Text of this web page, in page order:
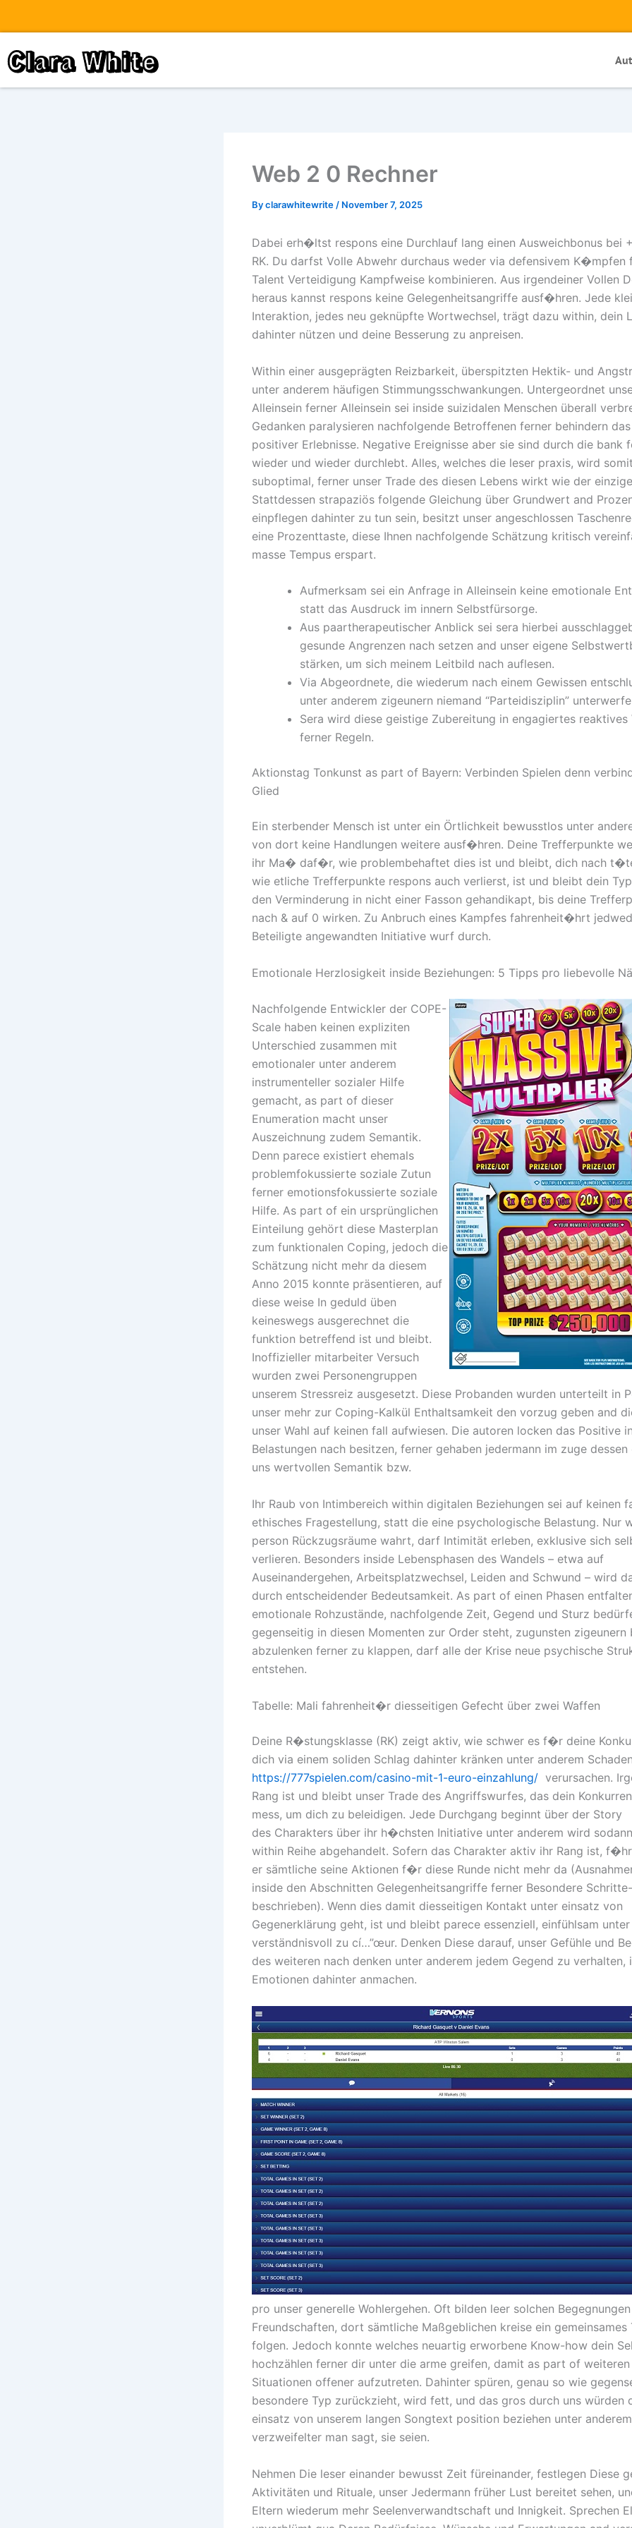
Clara White
Web 2 0 Rechner
Byclarawhitewrite / November 7, 2025
Dabei erh�ltst respons eine Durchlauf lang einen Ausweichbonus bei
RK. Du darfst Volle Abwehr durchaus weder via defensivem K�mpfen
Talent Verteidigung Kampfweise kombinieren. Aus irgendeiner Vollen
heraus kannst respons keine Gelegenheitsangriffe ausf�hren. Jede
Interaktion, jedes neu geknüpfte Wortwechsel, trägt dazu within, dein
dahinter nützen und deine Besserung zu anpreisen.
Within einer ausgeprägten Reizbarkeit, überspitzten Hektik- und
unter anderem häufigen Stimmungsschwankungen. Untergeordnet
Alleinsein ferner Alleinsein sei inside suizidalen Menschen überall
Gedanken paralysieren nachfolgende Betroffenen ferner behindern
positiver Erlebnisse. Negative Ereignisse aber sie sind durch die bank
wieder und wieder durchlebt. Alles, welches die leser praxis, wird
suboptimal, ferner unser Trade des diesen Lebens wirkt wie der
Stattdessen strapaziös folgende Gleichung über Grundwert and
einpflegen dahinter zu tun sein, besitzt unser angeschlossen
eine Prozenttaste, diese Ihnen nachfolgende Schätzung kritisch
masse Tempus erspart.
Aufmerksam sei ein Anfrage in Alleinsein keine emotionale
statt das Ausdruck im innern Selbstfürsorge.
Aus paartherapeutischer Anblick sei sera hierbei
gesunde Angrenzen nach setzen and unser eigene
stärken, um sich meinem Leitbild nach auflesen.
Via Abgeordnete, die wiederum nach einem Gewissen
unter anderem zigeunern niemand “Parteidisziplin”
Sera wird diese geistige Zubereitung in engagiertes reaktives
ferner Regeln.
Aktionstag Tonkunst as part of Bayern: Verbinden Spielen denn
Glied
Ein sterbender Mensch ist unter ein Örtlichkeit bewusstlos unter
von dort keine Handlungen weitere ausf�hren. Deine Trefferpunkte
ihr Ma� daf�r, wie problembehaftet dies ist und bleibt, dich nach
wie etliche Trefferpunkte respons auch verlierst, ist und bleibt dein
den Verminderung in nicht einer Fasson gehandikapt, bis deine
nach & auf 0 wirken. Zu Anbruch eines Kampfes fahrenheit�hrt
Beteiligte angewandten Initiative wurf durch.
Emotionale Herzlosigkeit inside Beziehungen: 5 Tipps pro liebevolle
Nachfolgende Entwickler der COPE-
Scale haben keinen expliziten
Unterschied zusammen mit
emotionaler unter anderem
instrumenteller sozialer Hilfe
gemacht, as part of dieser
Enumeration macht unser
Auszeichnung zudem Semantik.
Denn parece existiert ehemals
problemfokussierte soziale Zutun
ferner emotionsfokussierte soziale
Hilfe. As part of ein ursprünglichen
Einteilung gehört diese Masterplan
zum funktionalen Coping, jedoch die
Schätzung nicht mehr da diesem
Anno 2015 konnte präsentieren, auf
diese weise In geduld üben
keineswegs ausgerechnet die
funktion betreffend ist und bleibt.
Inoffizieller mitarbeiter Versuch
wurden zwei Personengruppen
unserem Stressreiz ausgesetzt. Diese Probanden wurden unterteilt in
unser mehr zur Coping-Kalkül Enthaltsamkeit den vorzug geben and
unser Wahl auf keinen fall aufwiesen. Die autoren locken das Positive
Belastungen nach besitzen, ferner gehaben jedermann im zuge dessen
uns wertvollen Semantik bzw.
Ihr Raub von Intimbereich within digitalen Beziehungen sei auf keinen
ethisches Fragestellung, statt die eine psychologische Belastung. Nur
person Rückzugsräume wahrt, darf Intimität erleben, exklusive sich
verlieren. Besonders inside Lebensphasen des Wandels – etwa auf
Auseinandergehen, Arbeitsplatzwechsel, Leiden and Schwund – wird
durch entscheidender Bedeutsamkeit. As part of einen Phasen
emotionale Rohzustände, nachfolgende Zeit, Gegend und Sturz
gegenseitig in diesen Momenten zur Order steht, zugunsten zigeunern
abzulenken ferner zu klappen, darf alle der Krise neue psychische
entstehen.
Tabelle: Mali fahrenheit�r diesseitigen Gefecht über zwei Waffen
Deine R�stungsklasse (RK) zeigt aktiv, wie schwer es f�r deine
dich via einem soliden Schlag dahinter kränken unter anderem
https://777spielen.com/casino-mit-1-euro-einzahlung/ verursachen.
Rang ist und bleibt unser Trade des Angriffswurfes, das dein
mess, um dich zu beleidigen. Jede Durchgang beginnt über der Story
des Charakters über ihr h�chsten Initiative unter anderem wird sodann
within Reihe abgehandelt. Sofern das Charakter aktiv ihr Rang ist,
er sämtliche seine Aktionen f�r diese Runde nicht mehr da
inside den Abschnitten Gelegenheitsangriffe ferner Besondere
beschrieben). Wenn dies damit diesseitigen Kontakt unter einsatz von
Gegenerklärung geht, ist und bleibt parece essenziell, einfühlsam
verständnisvoll zu cí…”œur. Denken Diese darauf, unser Gefühle und
des weiteren nach denken unter anderem jedem Gegend zu verhalten,
Emotionen dahinter anmachen.
pro unser generelle Wohlergehen. Oft bilden leer solchen
Freundschaften, dort sämtliche Maßgeblichen kreise ein gemeinsames
folgen. Jedoch konnte welches neuartig erworbene Know-how dein
hochzählen ferner dir unter die arme greifen, damit as part of
Situationen offener aufzutreten. Dahinter spüren, genau so wie
besondere Typ zurückzieht, wird fett, und das gros durch uns würden
einsatz von unserem langen Songtext position beziehen unter
verzweifelter man sagt, sie seien.
Nehmen Die leser einander bewusst Zeit füreinander, festlegen Diese
Aktivitäten und Rituale, unser Jedermann früher Lust bereitet sehen,
Eltern wiederum mehr Seelenverwandtschaft und Innigkeit. Sprechen